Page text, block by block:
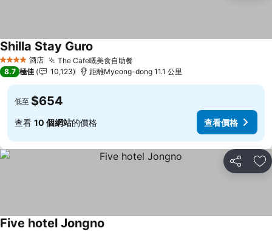
4 星級 酒店 The Cafe嘅美食自助餐
Shilla Stay Guro
8.7 極佳 10,123 距離Myeong-dong 11.1 公里
低至 $654
查看 10 個網站的價格 查看價格
分享 放
Five hotel Jongno